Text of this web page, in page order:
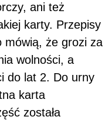
ani też
karty. Przepisy
mówią, że grozi za
wolności, a
do lat 2. Do urny
karta
została